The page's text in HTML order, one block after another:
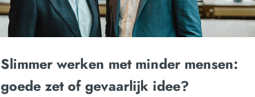
Slimmer werken met minder mensen:
goede zet of gevaarlijk idee?